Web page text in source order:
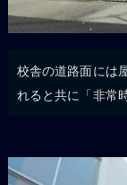
校舎の道路面には
れると共に「非常